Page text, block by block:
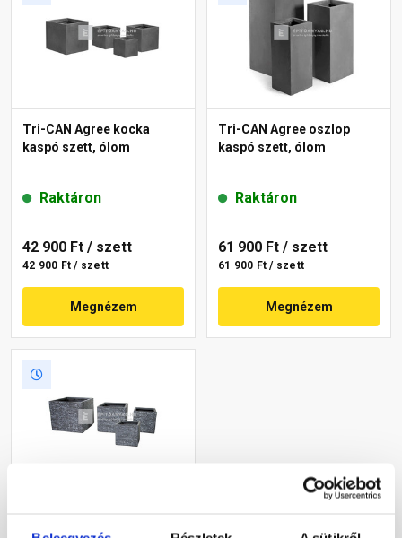
Tri-CAN Agree kocka
kaspó szett, ólom
Raktáron
42 900 Ft / szett
42 900 Ft / szett
Megnézem
Tri-CAN Agree oszlop
kaspó szett, ólom
Raktáron
61 900 Ft / szett
61 900 Ft / szett
Megnézem
kaspó szett, grafit